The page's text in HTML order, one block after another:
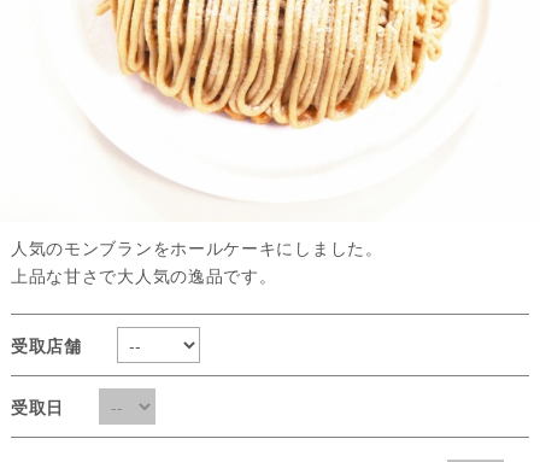
人気のモンブランをホールケーキにしました。
上品な甘さで大人気の逸品です。
受取店舗
受取日